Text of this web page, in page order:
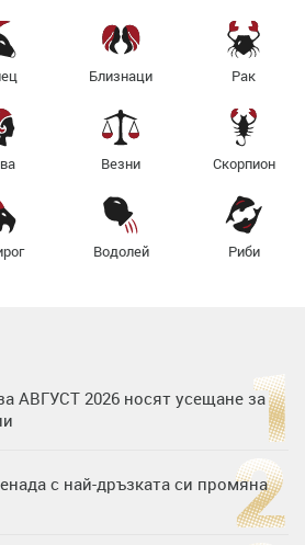
Близнаци Рак
Везни Скорпион
Водолей Риби
АВГУСТ 2026 носят усещане за
с най-дръзката си промяна